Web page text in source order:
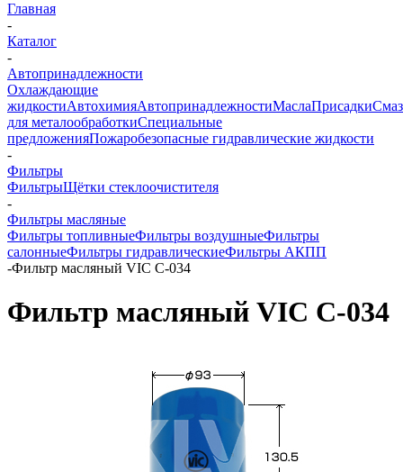
Главная
-
Каталог
-
Автопринадлежности
Охлаждающие
жидкостиАвтохимияАвтопринадлежностиМаслаПрисадки
для металообработкиСпециальные
предложенияПожаробезопасные гидравлические жидкости
-
Фильтры
ФильтрыЩётки стеклоочистителя
-
Фильтры масляные
Фильтры топливныеФильтры воздушныеФильтры
салонныеФильтры гидравлическиеФильтры АКПП
-Фильтр масляный VIC C-034
Фильтр масляный VIC C-034